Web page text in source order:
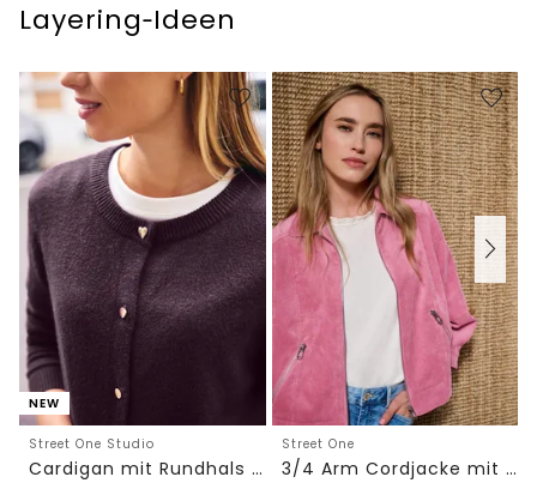
Layering‑Ideen
NEW
Street One Studio
Cardigan mit Rundhals und Knöpfen
Street One
3/4 Arm Cordjacke mit Hemdkragen